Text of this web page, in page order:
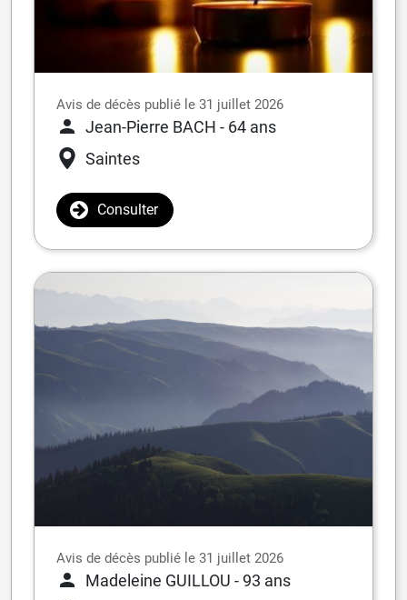
Avis de décès publié le 31 juillet 2026
Jean-Pierre BACH - 64 ans
Saintes
Consulter
Avis de décès publié le 31 juillet 2026
Madeleine GUILLOU - 93 ans